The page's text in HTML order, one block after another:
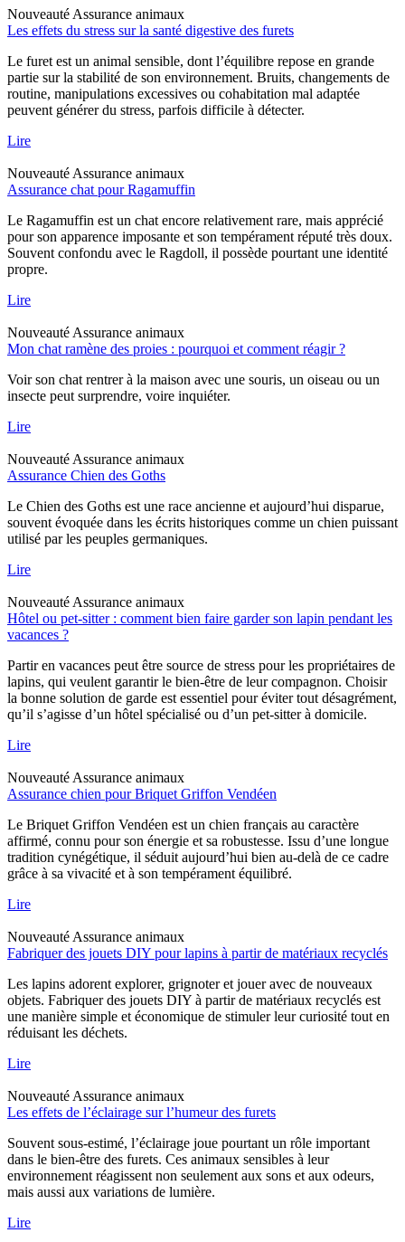
Nouveauté Assurance animaux
Les effets du stress sur la santé digestive des furets
Le furet est un animal sensible, dont l’équilibre repose en grande
partie sur la stabilité de son environnement. Bruits, changements de
routine, manipulations excessives ou cohabitation mal adaptée
peuvent générer du stress, parfois difficile à détecter.
Lire
Nouveauté Assurance animaux
Assurance chat pour Ragamuffin
Le Ragamuffin est un chat encore relativement rare, mais apprécié
pour son apparence imposante et son tempérament réputé très doux.
Souvent confondu avec le Ragdoll, il possède pourtant une identité
propre.
Lire
Nouveauté Assurance animaux
Mon chat ramène des proies : pourquoi et comment réagir ?
Voir son chat rentrer à la maison avec une souris, un oiseau ou un
insecte peut surprendre, voire inquiéter.
Lire
Nouveauté Assurance animaux
Assurance Chien des Goths
Le Chien des Goths est une race ancienne et aujourd’hui disparue,
souvent évoquée dans les écrits historiques comme un chien puissant
utilisé par les peuples germaniques.
Lire
Nouveauté Assurance animaux
Hôtel ou pet-sitter : comment bien faire garder son lapin pendant les
vacances ?
Partir en vacances peut être source de stress pour les propriétaires de
lapins, qui veulent garantir le bien-être de leur compagnon. Choisir
la bonne solution de garde est essentiel pour éviter tout désagrément,
qu’il s’agisse d’un hôtel spécialisé ou d’un pet-sitter à domicile.
Lire
Nouveauté Assurance animaux
Assurance chien pour Briquet Griffon Vendéen
Le Briquet Griffon Vendéen est un chien français au caractère
affirmé, connu pour son énergie et sa robustesse. Issu d’une longue
tradition cynégétique, il séduit aujourd’hui bien au-delà de ce cadre
grâce à sa vivacité et à son tempérament équilibré.
Lire
Nouveauté Assurance animaux
Fabriquer des jouets DIY pour lapins à partir de matériaux recyclés
Les lapins adorent explorer, grignoter et jouer avec de nouveaux
objets. Fabriquer des jouets DIY à partir de matériaux recyclés est
une manière simple et économique de stimuler leur curiosité tout en
réduisant les déchets.
Lire
Nouveauté Assurance animaux
Les effets de l’éclairage sur l’humeur des furets
Souvent sous-estimé, l’éclairage joue pourtant un rôle important
dans le bien-être des furets. Ces animaux sensibles à leur
environnement réagissent non seulement aux sons et aux odeurs,
mais aussi aux variations de lumière.
Lire